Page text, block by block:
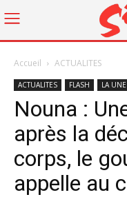
Accueil ACTUALITES
ACTUALITES FLASH LA
Nouna :
après la
corps, le
appelle au